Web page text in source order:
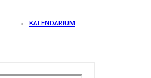
KALENDARIUM